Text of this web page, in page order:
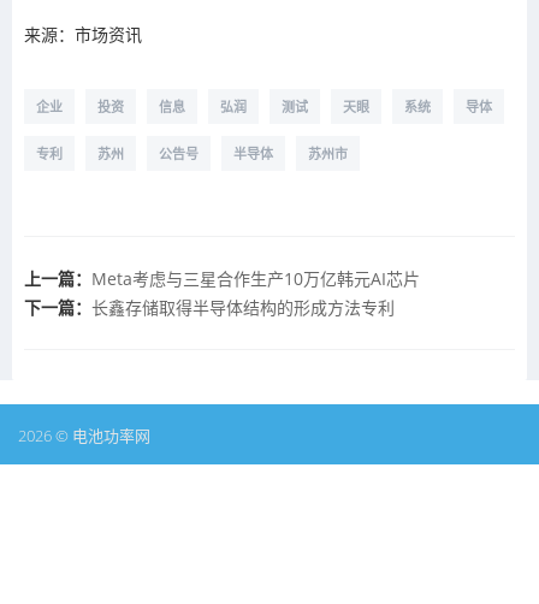
来源：市场资讯
企业 投资 信息 弘润 测试 天眼 系统 导体
专利 苏州 公告号 半导体 苏州市
上一篇： Meta考虑与三星合作生产10万亿韩元AI芯片
下一篇： 长鑫存储取得半导体结构的形成方法专利
2026 © 电池功率网